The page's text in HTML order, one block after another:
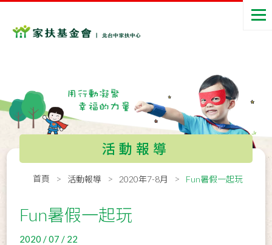
活動報導
首頁 活動報導 2020年7-8月 Fun暑假一起玩
Fun暑假一起玩
2020 / 07 / 22